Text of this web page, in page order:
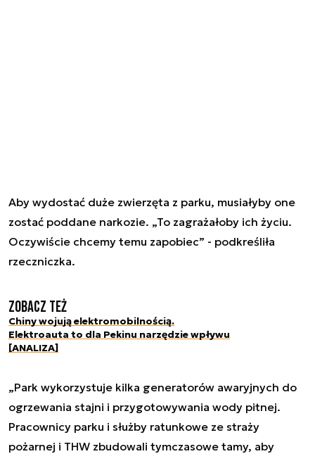
Aby wydostać duże zwierzęta z parku, musiałyby one
zostać poddane narkozie. „To zagrażałoby ich życiu.
Oczywiście chcemy temu zapobiec” - podkreśliła
rzeczniczka.
Zobacz też
Chiny wojują elektromobilnością.
Elektroauta to dla Pekinu narzędzie wpływu
[ANALIZA]
„Park wykorzystuje kilka generatorów awaryjnych do
ogrzewania stajni i przygotowywania wody pitnej.
Pracownicy parku i służby ratunkowe ze straży
pożarnej i THW zbudowali tymczasowe tamy, aby